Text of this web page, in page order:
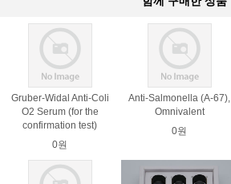
Gruber-Widal Anti-Coli
O2 Serum (for the
confirmation test)
0원
Anti-Salmonella (A-67),
Omnivalent
0원